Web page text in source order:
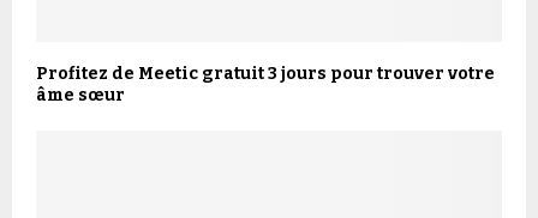
Profitez de Meetic gratuit 3 jours pour trouver votre
âme sœur